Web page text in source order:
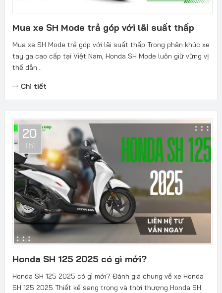
Mua xe SH Mode trả góp với lãi suất thấp
Mua xe SH Mode trả góp với lãi suất thấp Trong phân khúc xe
tay ga cao cấp tại Việt Nam, Honda SH Mode luôn giữ vững vị
thế dẫn...
Chi tiết
20
Th1
Honda SH 125 2025 có gì mới?
Honda SH 125 2025 có gì mới? Đánh giá chung về xe Honda
SH 125 2025 Thiết kế sang trọng và thời thượng Honda SH